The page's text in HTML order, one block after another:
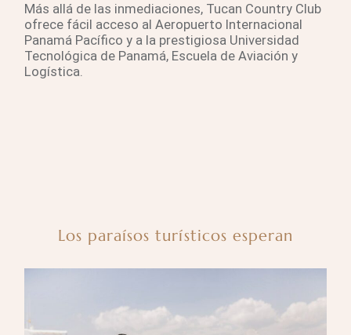
Más allá de las inmediaciones, Tucan Country Club
ofrece fácil acceso al Aeropuerto Internacional
Panamá Pacífico y a la prestigiosa Universidad
Tecnológica de Panamá, Escuela de Aviación y
Logística.
Los paraísos turísticos esperan